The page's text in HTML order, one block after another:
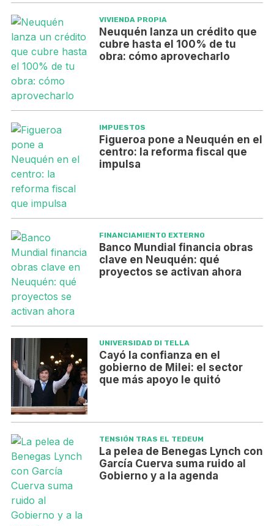
VIVIENDA PROPIA
Neuquén lanza un crédito que
cubre hasta el 100% de tu
obra: cómo aprovecharlo
IMPUESTOS
Figueroa pone a Neuquén en el
centro: la reforma fiscal que
impulsa
FINANCIAMIENTO EXTERNO
Banco Mundial financia obras
clave en Neuquén: qué
proyectos se activan ahora
UNIVERSIDAD DI TELLA
Cayó la confianza en el
gobierno de Milei: el sector
que más apoyo le quitó
TENSIÓN TRAS EL TEDEUM
La pelea de Benegas Lynch con
García Cuerva suma ruido al
Gobierno y a la agenda